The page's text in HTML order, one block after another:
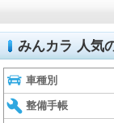
みんカラ 人気
車種別
整備手帳